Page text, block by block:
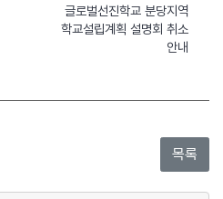
글로벌선진학교 분당지역
학교설립계획 설명회 취소
안내